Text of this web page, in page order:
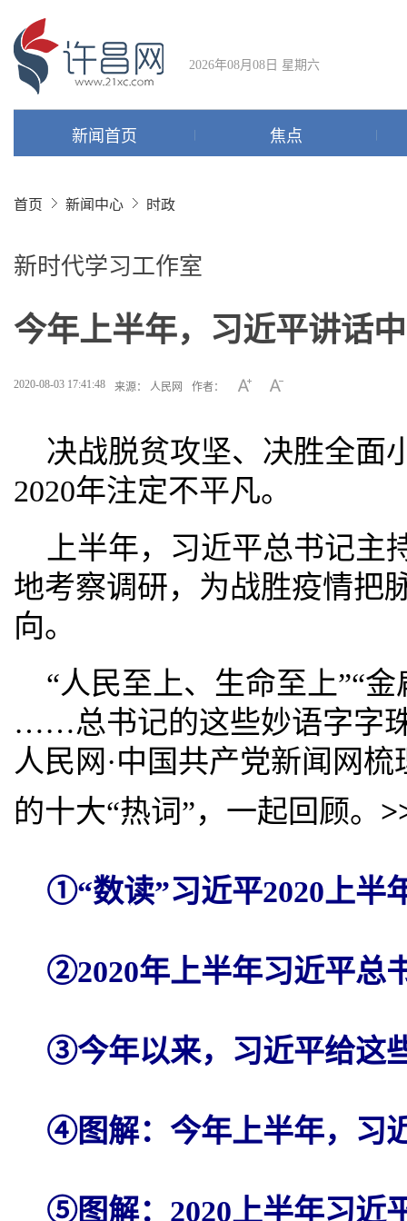
2026年08月08日 星期六
新闻首页 焦点
首页 新闻中心 时政
新时代学习工作室
今年上半年，习近平讲话
2020-08-03 17:41:48 来源： 人民网 作者：
决战脱贫攻坚、决胜全面
2020年注定不平凡。
上半年，习近平总书记
地考察调研，为战胜疫情把
向。
“人民至上、生命至上”“
……总书记的这些妙语字字
人民网·中国共产党新闻网
的十大“热词”，一起回顾。
①“数读”习近平2020上半
②2020年上半年习近平总
③今年以来，习近平给这
④图解：今年上半年，习
⑤图解：2020上半年习近